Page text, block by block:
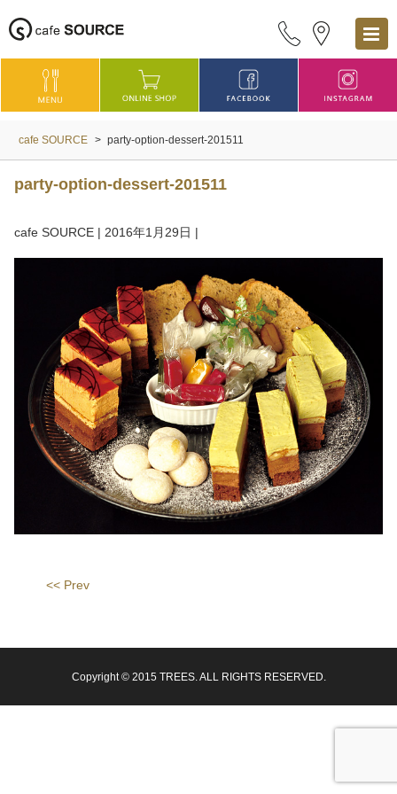
cafe SOURCE > party-option-dessert-201511
party-option-dessert-201511
cafe SOURCE | 2016年1月29日 |
<< Prev
Copyright © 2015 TREES. ALL RIGHTS RESERVED.